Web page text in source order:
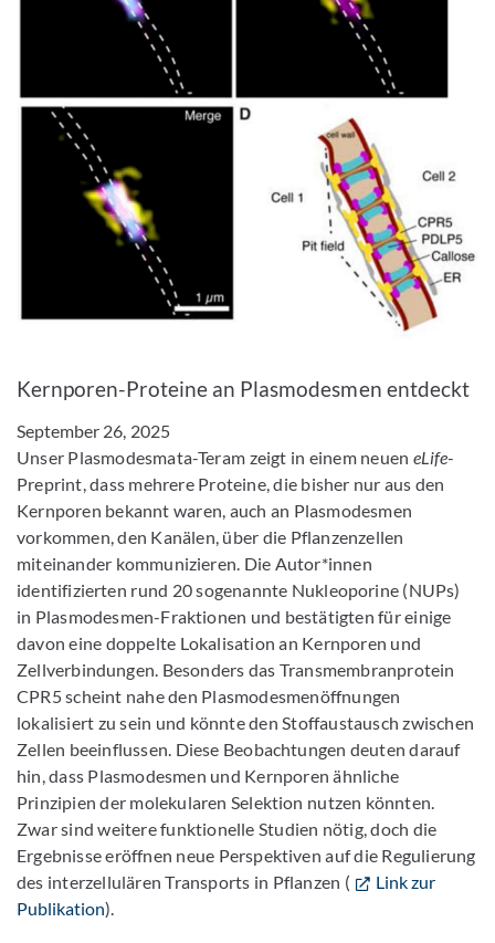
Kernporen-Proteine an Plasmodesmen entdeckt
September 26, 2025
Unser Plasmodesmata-Teram zeigt in einem neuen eLife-
Preprint, dass mehrere Proteine, die bisher nur aus den
Kernporen bekannt waren, auch an Plasmodesmen
vorkommen, den Kanälen, über die Pflanzenzellen
miteinander kommunizieren. Die Autor*innen
identifizierten rund 20 sogenannte Nukleoporine (NUPs)
in Plasmodesmen-Fraktionen und bestätigten für einige
davon eine doppelte Lokalisation an Kernporen und
Zellverbindungen. Besonders das Transmembranprotein
CPR5 scheint nahe den Plasmodesmenöffnungen
lokalisiert zu sein und könnte den Stoffaustausch zwischen
Zellen beeinflussen. Diese Beobachtungen deuten darauf
hin, dass Plasmodesmen und Kernporen ähnliche
Prinzipien der molekularen Selektion nutzen könnten.
Zwar sind weitere funktionelle Studien nötig, doch die
Ergebnisse eröffnen neue Perspektiven auf die Regulierung
des interzellulären Transports in Pflanzen (
Link zur
Publikation).